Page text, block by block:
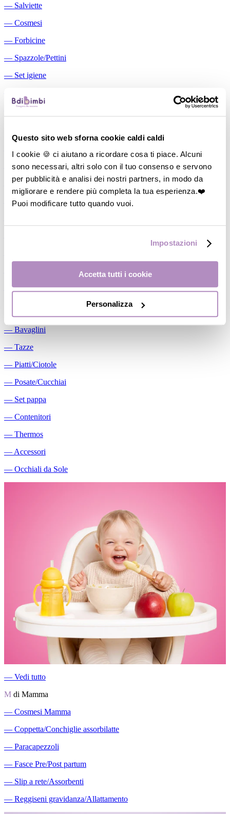
Questo sito web sforna cookie caldi caldi
I cookie 🍪 ci aiutano a ricordare cosa ti piace. Alcuni
sono necessari, altri solo con il tuo consenso e servono
per pubblicità e analisi dei nostri partners, in modo da
migliorare e rendere più completa la tua esperienza.❤️
Puoi modificare tutto quando vuoi.
Impostazioni
Accetta tutti i cookie
Personalizza
― Salviette
― Cosmesi
― Forbicine
― Spazzole/Pettini
― Set igiene
Aspiratori nasali manuali
―
Cuscini allattamento
―Biberon
―
Tettarelle
―Succhietti
Conservalatte Materno
―Massaggiagengive
― Bavaglini
― Tazze
― Piatti/Ciotole
― Posate/Cucchiai
― Set pappa
― Contenitori
― Thermos
― Accessori
― Occhiali da Sole
― Vedi tutto
M di Mamma
― Cosmesi Mamma
― Coppetta/Conchiglie assorbilatte
― Paracapezzoli
― Fasce Pre/Post partum
― Slip a rete/Assorbenti
― Reggiseni gravidanza/Allattamento